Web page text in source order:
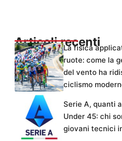
Articoli recenti
La fisica
ruote: come la
del vento ha
ciclismo
Serie A, quanti
Under 45: chi
giovani tecnici